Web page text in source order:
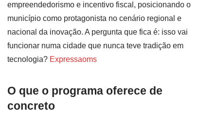
empreendedorismo e incentivo fiscal, posicionando o
município como protagonista no cenário regional e
nacional da inovação. A pergunta que fica é: isso vai
funcionar numa cidade que nunca teve tradição em
tecnologia? Expressaoms
O que o programa oferece de
concreto